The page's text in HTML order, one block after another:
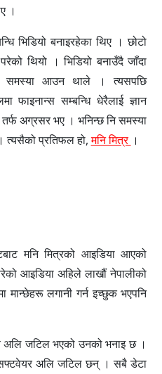
।
भिडियो बनाइरहेका थिए । छोटो
थियो । भिडियो बनाउँदै जाँदा
समस्या आउन थाले । त्यसपछि
फाइनान्स सम्बन्धि धेरैलाई ज्ञान
अग्रसर भए । भनिन्छ नि समस्या
त्यसैको प्रतिफल हो,मनि मित्र ।
मनि मित्रको आइडिया आएको
आइडिया अहिले लाखौं नेपालीको
मान्छेहरू लगानी गर्न इच्छुक भएपनि
जटिल भएको उनको भनाइ छ ।
अलि जटिल छन् । सबै डेटा